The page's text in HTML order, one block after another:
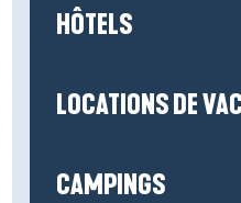
HÔTELS
LOCATIONS DE
CAMPINGS
?
?